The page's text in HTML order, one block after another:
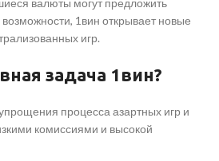
валюты могут предложить
1вин открывает новые
игр.
задача 1вин?
процесса азартных игр и
комиссиями и высокой